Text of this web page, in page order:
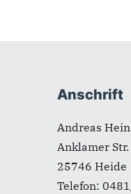
Fußbereich
Anschrift
Andreas Hein
Anklamer
25746 Heide
Telefon: